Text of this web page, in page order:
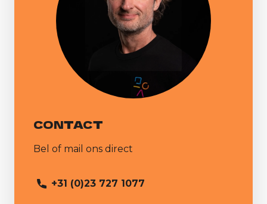
CONTACT
Bel of mail ons direct
+31 (0)23 727 1077